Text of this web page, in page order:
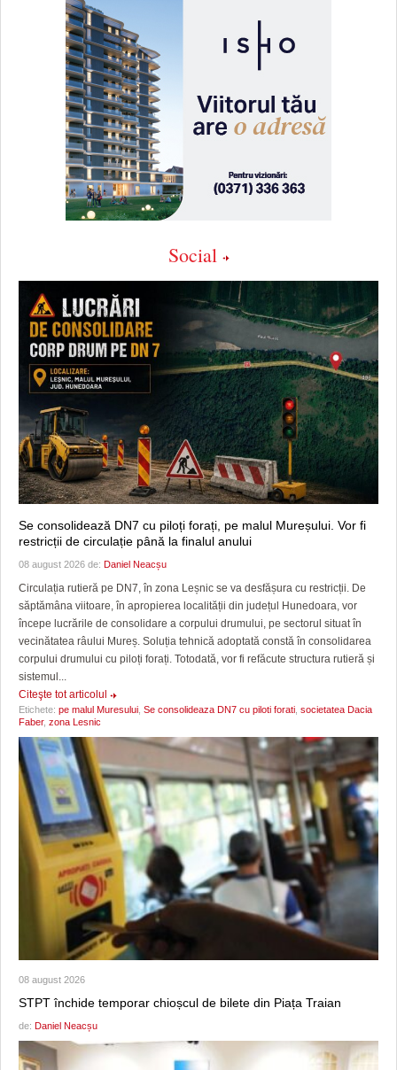
Social
Se consolidează DN7 cu piloți forați, pe malul Mureșului. Vor fi
restricții de circulație până la finalul anului
08 august 2026 de: Daniel Neacșu
Circulația rutieră pe DN7, în zona Leșnic se va desfășura cu restricții. De
săptămâna viitoare, în apropierea localității din județul Hunedoara, vor
începe lucrările de consolidare a corpului drumului, pe sectorul situat în
vecinătatea râului Mureș. Soluția tehnică adoptată constă în consolidarea
corpului drumului cu piloți forați. Totodată, vor fi refăcute structura rutieră și
sistemul...
Citeşte tot articolul
Etichete: pe malul Muresului, Se consolideaza DN7 cu piloti forati, societatea Dacia
Faber, zona Lesnic
08 august 2026
STPT închide temporar chioșcul de bilete din Piața Traian
de: Daniel Neacșu